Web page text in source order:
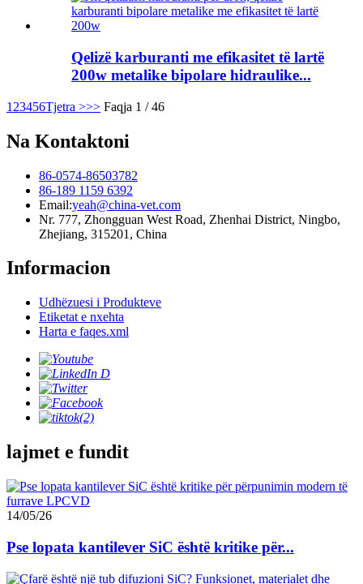
Qelizë karburanti me efikasitet të lartë
200w metalike bipolare hidraulike...
1 23456Tjetra >>> Faqja 1 / 46
Na Kontaktoni
86-0574-86503782
86-189 1159 6392
Email:yeah@china-vet.com
Nr. 777, Zhongguan West Road, Zhenhai District, Ningbo,
Zhejiang, 315201, China
Informacion
Udhëzuesi i Produkteve
Etiketat e nxehta
Harta e faqes.xml
lajmet e fundit
14/05/26
Pse lopata kantilever SiC është kritike për...